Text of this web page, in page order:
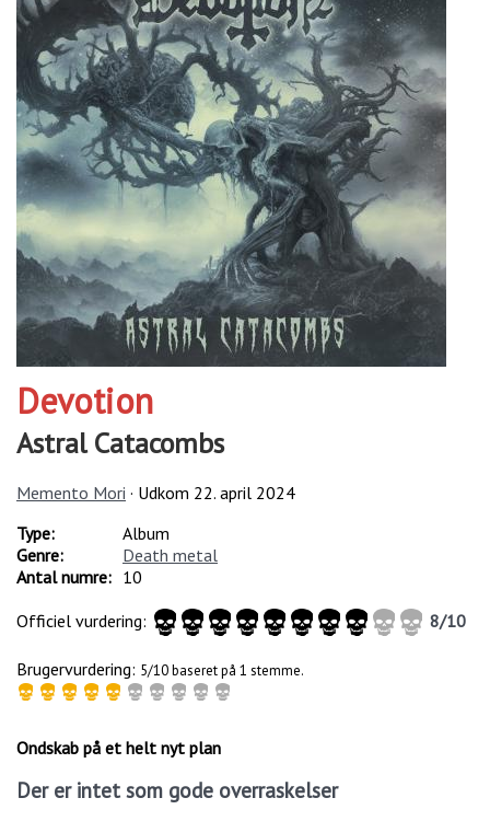
Devotion
Astral Catacombs
Memento Mori · Udkom 22. april 2024
Type:
Album
Genre:
Death metal
Antal numre: 10
Officiel vurdering:
8/10
Brugervurdering: 5/10 baseret på 1 stemme.
Ondskab på et helt nyt plan
Der er intet som gode overraskelser